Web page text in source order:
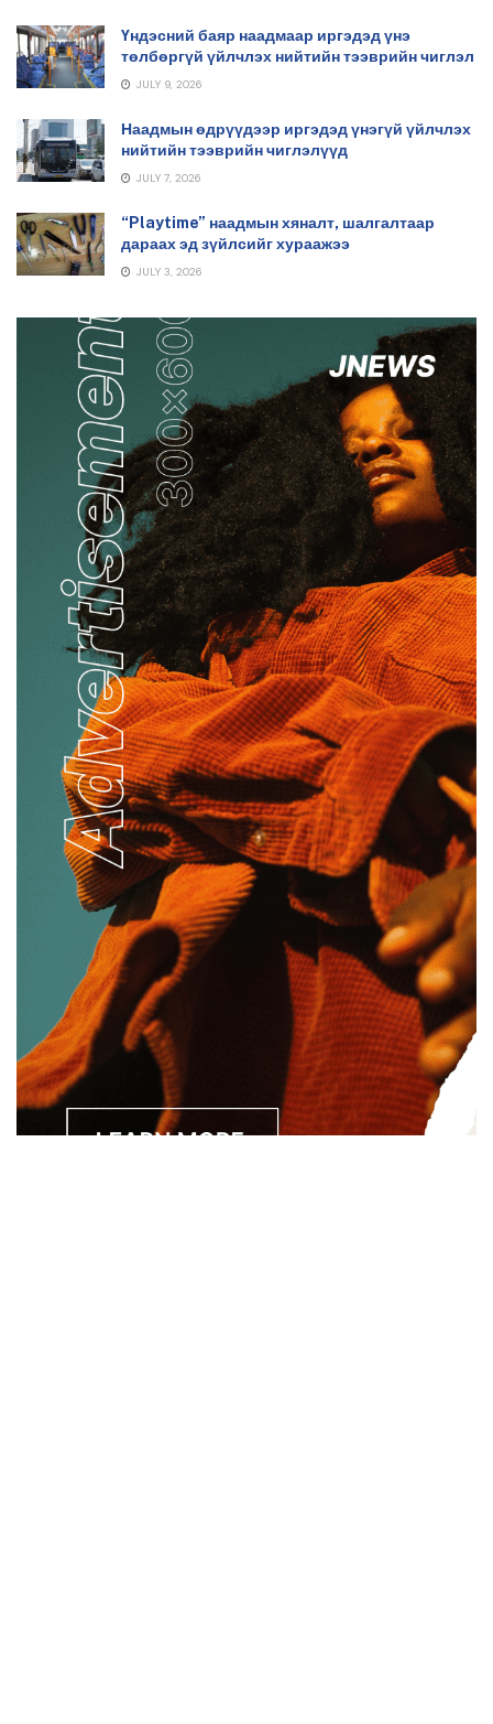
Үндэсний баяр наадмаар иргэдэд үнэ
төлбөргүй үйлчлэх нийтийн тээврийн чиглэл
JULY 9, 2026
Наадмын өдрүүдээр иргэдэд үнэгүй үйлчлэх
нийтийн тээврийн чиглэлүүд
JULY 7, 2026
“Playtime” наадмын хяналт, шалгалтаар
дараах эд зүйлсийг хураажээ
JULY 3, 2026